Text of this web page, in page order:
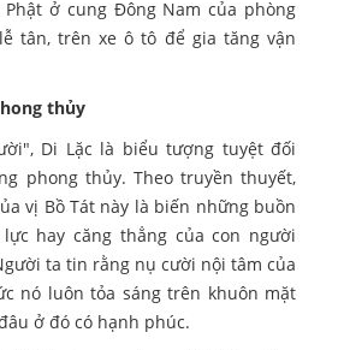
ở cung Đông Nam của phòng
tân, trên xe ô tô để gia tăng vận
thủy
Di Lặc là biểu tượng tuyệt đối
phong thủy. Theo truyền thuyết,
vị Bồ Tát này là biến những buồn
hay căng thẳng của con người
ta tin rằng nụ cười nội tâm của
nó luôn tỏa sáng trên khuôn mặt
ở đó có hạnh phúc.